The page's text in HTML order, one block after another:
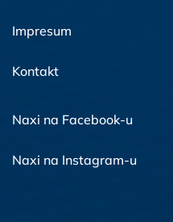
Impresum
Kontakt
Naxi na Facebook-u
Naxi na Instagram-u